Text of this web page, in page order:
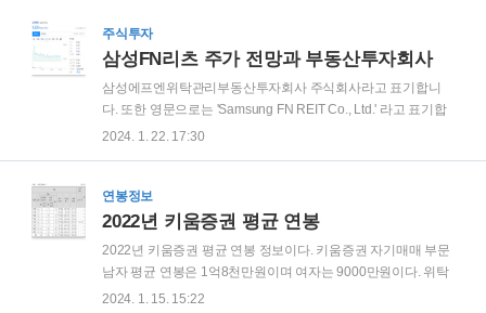
연관된 부가 사업으로 구성되어 있습니다. 주 소 서울특별시 강
남구 테헤란로 83길 15, 제이엠빌딩 9층 전화번호 02-6954-
기준으로 게임소프트웨어의 개발 및 퍼블리싱 사업을 영위하고
있습니다. 지배회사인 주식회사 베스파는 게임소프트웨어 개발
및 공급업 등을 목적사업으로 하고 있으며, 게임소프트웨어를
개발하..
주식투자
삼성FN리츠 주가 전망과 부동산투자회사
삼성에프엔위탁관리부동산투자회사 주식회사라고 표기합니
다. 또한 영문으로는 'Samsung FN REIT Co., Ltd.' 라고 표기합
니다. 2022년 7월 26일에 설립되었고, 2023년 4월 10일에 상장
전화번호 : 070-4492-0769 - 홈페이지 :
http://www.samsungfnreit.com 부동산임대업을 주요 사업으로
5,020원이다. 52주 고가는 5,560원이며 52주 저가는 4,700원
이다. 시가총액 3880억원이며 코스피 시총순위 399위이다. 삼
성FN리츠 주가 추세는 상장 초기 반짝 급등..
2024. 1. 22. 17:30
연봉정보
2022년 키움증권 평균 연봉
2022년 키움증권 평균 연봉 정보이다. 키움증권 자기매매 부문
남자 평균 연봉은 1억8천만원이며 여자는 9000만원이다. 위탁
매매 남자 평균 연봉은 1억9천만원이며 여자는 1억2천만원이
2024. 1. 15. 15:22